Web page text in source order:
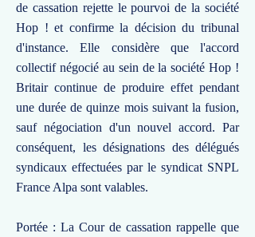
de cassation rejette le pourvoi de la société
Hop ! et confirme la décision du tribunal
d'instance. Elle considère que l'accord
collectif négocié au sein de la société Hop !
Britair continue de produire effet pendant
une durée de quinze mois suivant la fusion,
sauf négociation d'un nouvel accord. Par
conséquent, les désignations des délégués
syndicaux effectuées par le syndicat SNPL
France Alpa sont valables.
Portée : La Cour de cassation rappelle que